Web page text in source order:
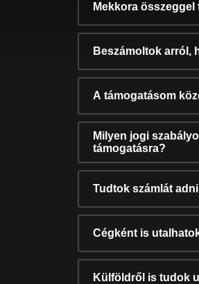
Mekkora
Beszámoltok arról,
A támogatásom
Milyen jogi
támogatásra?
Tudtok számlát
Cégként is
Külföldről is tudok